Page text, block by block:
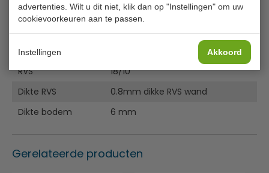
advertenties. Wilt u dit niet, klik dan op "Instellingen" om uw
cookievoorkeuren aan te passen.
Instellingen Akkoord
Diameter
32 cm
Diep
16 cm
Liter
RVS
18/10
Dikte RVS
0.8mm dikke RVS wand
Dikte bodem
6 mm
Gerelateerde producten